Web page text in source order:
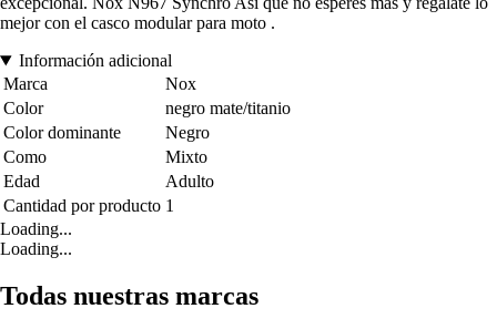
mejor con el casco modular para moto .
Información adicional
Marca
Nox
Color
negro mate/titanio
Color dominante
Negro
Como
Mixto
Edad
Adulto
Cantidad por producto 1
Loading...
Loading...
Todas nuestras marcas